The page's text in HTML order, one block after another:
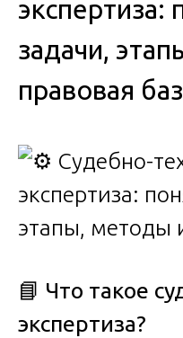
экспертиза:
задачи,
правовая
📘 Что такое
экспертиза?